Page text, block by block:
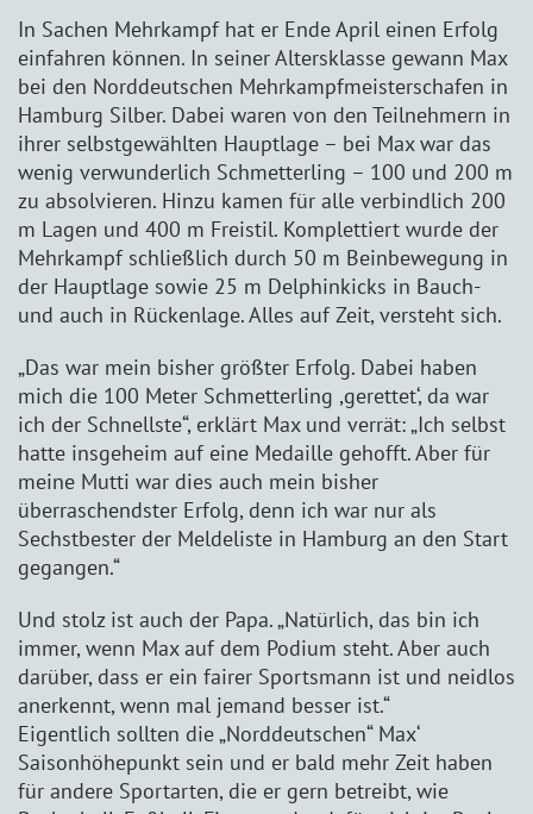
In Sachen Mehrkampf hat er Ende April einen Erfolg
einfahren können. In seiner Altersklasse gewann Max
bei den Norddeutschen Mehrkampfmeisterschafen in
Hamburg Silber. Dabei waren von den Teilnehmern in
ihrer selbstgewählten Hauptlage – bei Max war das
wenig verwunderlich Schmetterling – 100 und 200 m
zu absolvieren. Hinzu kamen für alle verbindlich 200
m Lagen und 400 m Freistil. Komplettiert wurde der
Mehrkampf schließlich durch 50 m Beinbewegung in
der Hauptlage sowie 25 m Delphinkicks in Bauch-
und auch in Rückenlage. Alles auf Zeit, versteht sich.
„Das war mein bisher größter Erfolg. Dabei haben
mich die 100 Meter Schmetterling ,gerettet‘, da war
ich der Schnellste“, erklärt Max und verrät: „Ich selbst
hatte insgeheim auf eine Medaille gehofft. Aber für
meine Mutti war dies auch mein bisher
überraschendster Erfolg, denn ich war nur als
Sechstbester der Meldeliste in Hamburg an den Start
gegangen.“
Und stolz ist auch der Papa. „Natürlich, das bin ich
immer, wenn Max auf dem Podium steht. Aber auch
darüber, dass er ein fairer Sportsmann ist und neidlos
anerkennt, wenn mal jemand besser ist.“
Eigentlich sollten die „Norddeutschen“ Max‘
Saisonhöhepunkt sein und er bald mehr Zeit haben
für andere Sportarten, die er gern betreibt, wie